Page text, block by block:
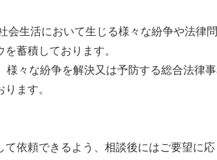
会生活において生じる様々な紛争や法律
蓄積しております。
様々な紛争を解決又は予防する総合法律
ます。
て依頼できるよう、相談後にはご要望に応